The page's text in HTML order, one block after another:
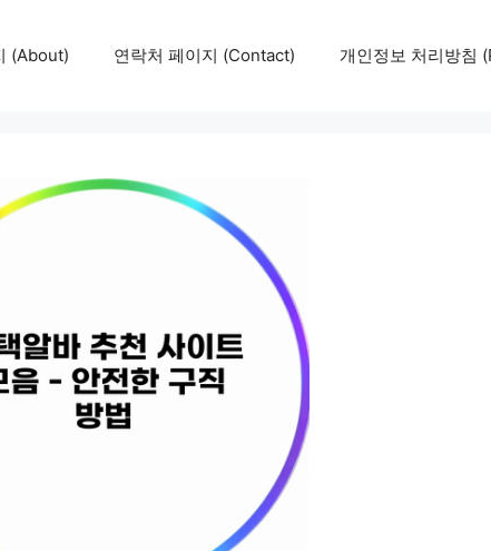
(About) 연락처 페이지 (Contact) 개인정보 처리방침